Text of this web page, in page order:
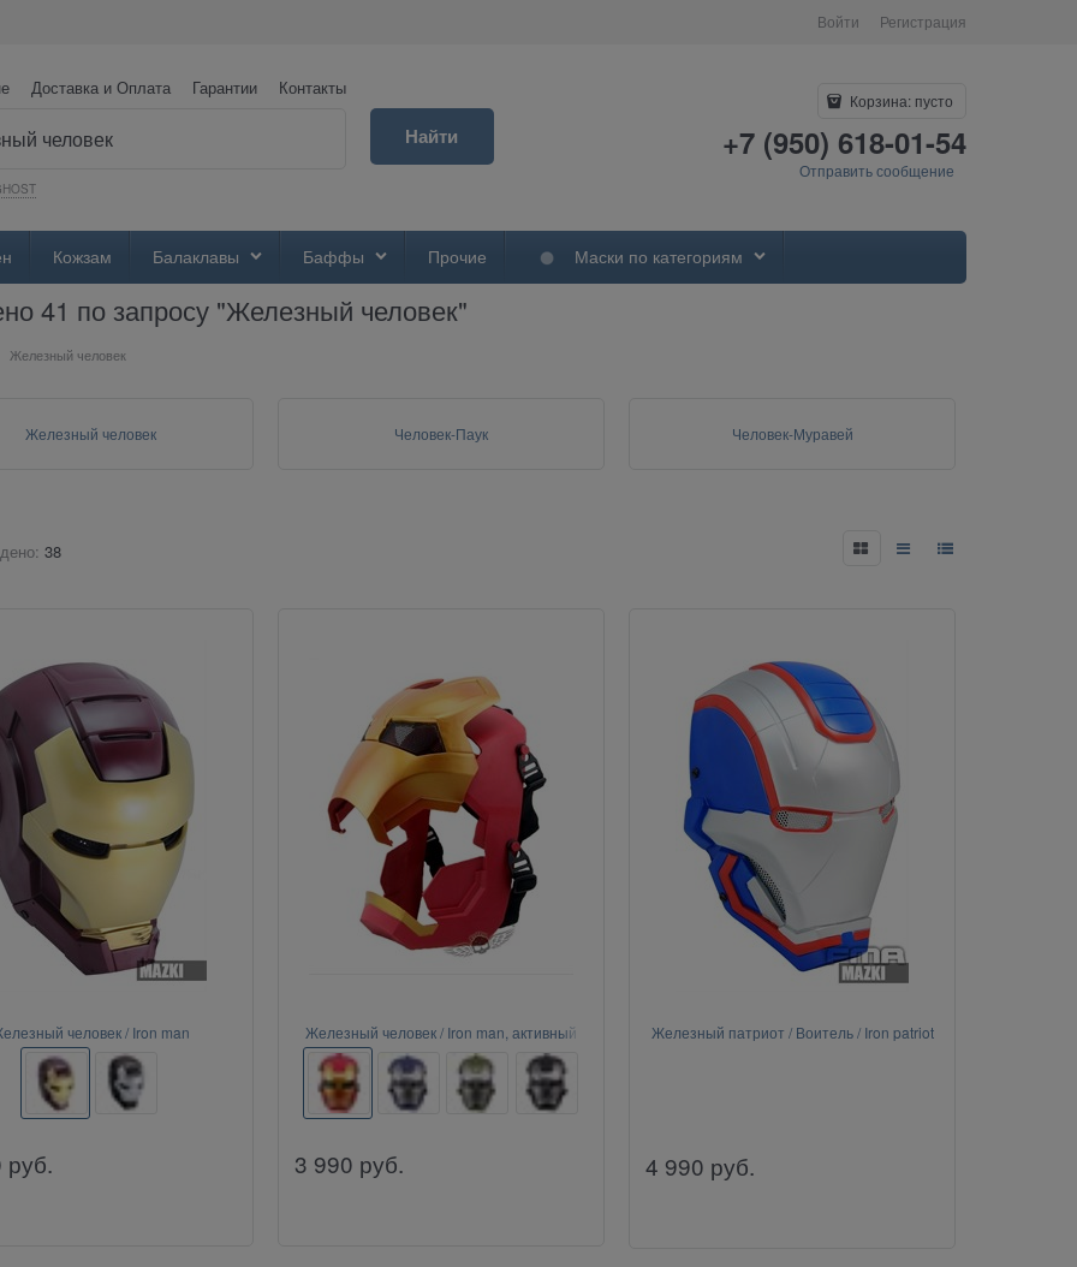
Войти Регистрация
Доставка и Оплата Гарантии Контакты
Найти
Корзина: пусто
+7 (950) 618-01-54
Отправить сообщение
Кожзам Балаклавы Баффы Прочие Маски по категориям
41 по запросу "Железный человек"
Железный человек
Железный человек Человек-Паук Человек-Муравей
38
человек / Iron man
руб.
Железный человек / Iron man, активный
3 990 руб.
Железный патриот / Воитель / Iron patriot
4 990 руб.